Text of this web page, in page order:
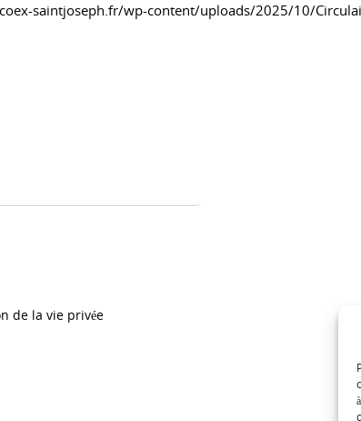
saintjoseph.fr/wp-content/uploads/2025/10/
de la vie privée